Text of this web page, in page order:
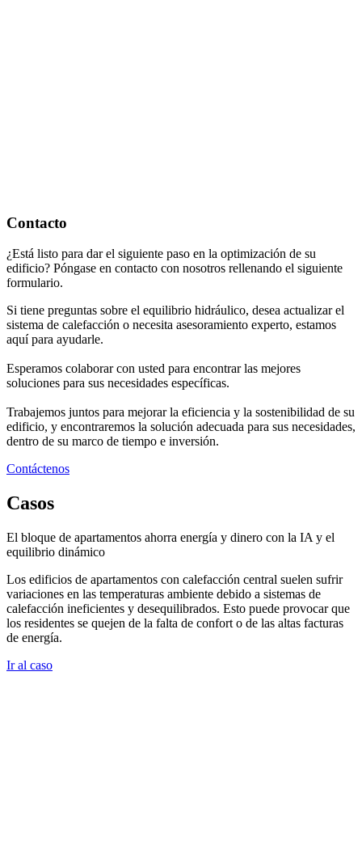
Contacto
¿Está listo para dar el siguiente paso en la optimización de su
edificio? Póngase en contacto con nosotros rellenando el siguiente
formulario.
Si tiene preguntas sobre el equilibrio hidráulico, desea actualizar el
sistema de calefacción o necesita asesoramiento experto, estamos
aquí para ayudarle.
Esperamos colaborar con usted para encontrar las mejores
soluciones para sus necesidades específicas.
Trabajemos juntos para mejorar la eficiencia y la sostenibilidad de su
edificio, y encontraremos la solución adecuada para sus necesidades,
dentro de su marco de tiempo e inversión.
Contáctenos
Casos
El bloque de apartamentos ahorra energía y dinero con la IA y el
equilibrio dinámico
Los edificios de apartamentos con calefacción central suelen sufrir
variaciones en las temperaturas ambiente debido a sistemas de
calefacción ineficientes y desequilibrados. Esto puede provocar que
los residentes se quejen de la falta de confort o de las altas facturas
de energía.
Ir al caso